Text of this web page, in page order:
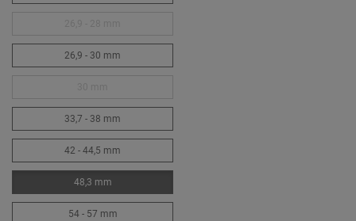
26,9 - 30 mm
33,7 - 38 mm
42 - 44,5 mm
48,3 mm
54 - 57 mm